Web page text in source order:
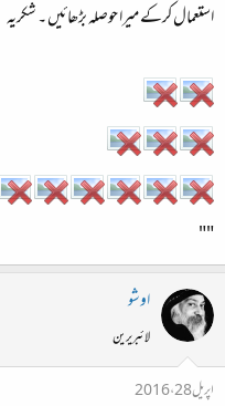
استعمال کرکے میرا حوصلہ بڑھائیں ۔ شکریہ​
""
اوشو
لائبریرین
اپریل 28، 2016